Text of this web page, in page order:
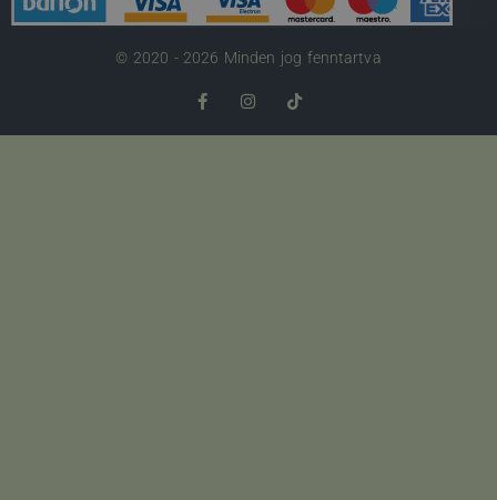
© 2020 - 2026 Minden jog fenntartva